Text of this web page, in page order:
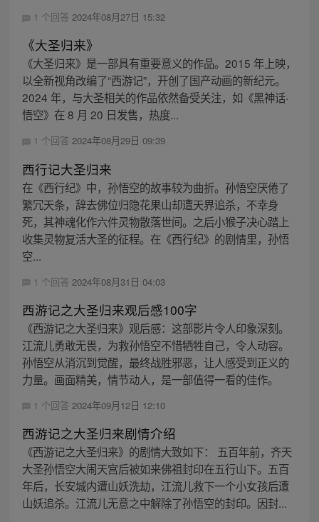
1 个回答 2024年08月27日 15:32
《大圣归来》
《大圣归来》是一部具有重要意义的作品。2015 年上映，
以全新视角改编了“西游记”，开创了国产动画的新纪元。
2024 年，与大圣相关的作品依然备受关注，如《黑神话·
悟空》在 8 月 20 日发售，热度...
1 个回答 2024年08月29日 09:39
西行记大圣归来
在《西行纪》中，孙悟空的故事较为曲折。孙悟空厌倦了
繁冗天条，辞去佛位归隐花果山却遭天界追杀，不幸身
死，其神魂化作六件灵物散落世间。之后小猴子决心踏上
收集灵物复活大圣的征程。在《西行纪》的剧情里，孙悟
空...
1 个回答 2024年08月31日 04:03
西游记之大圣归来观后感100字
《西游记之大圣归来》观后感：这部影片令人印象深刻。
江流儿勇敢无畏，为救孙悟空不惜牺牲自己，令人动容。
孙悟空从消沉到觉醒，最终战胜邪恶，让人感受到正义的
力量。画面精美，情节动人，是一部值得一看的佳作。
1 个回答 2024年09月12日 12:10
西游记之大圣归来剧情介绍
《西游记之大圣归来》的剧情大致如下： 五百年前，齐天
大圣孙悟空大闹天宫后被如来佛祖封印在五行山下。五百
年后，长安城内遭山妖洗劫，江流儿救下一个小女孩后遭
山妖追杀。江流儿无意之中解除了孙悟空的封印。因封...